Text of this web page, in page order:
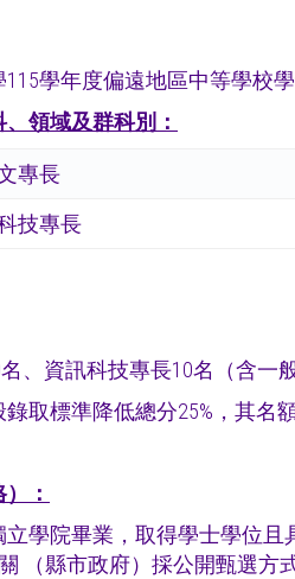
115學年度偏遠地區中等學校
領域及群科別：
專長
技專長
、資訊科技專長10名（含一
取標準降低總分25%，其名
：
學院畢業，取得學士學位
（縣市政府）採公開甄選